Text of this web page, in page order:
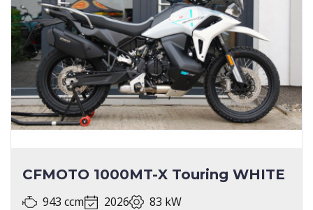
CFMOTO 1000MT-X Touring WHITE
943 ccm 2026 83 kW